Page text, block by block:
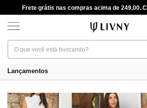
Frete grátis nas compras acima de 249,00.
Lançamentos